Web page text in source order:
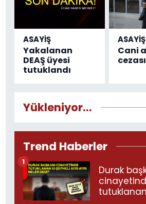
ASAYİŞ
Yakalanan
DEAŞ üyesi
tutuklandı
ASAYİŞ
Cani
Yükleniyor...
Trend Haberler
Durak
1